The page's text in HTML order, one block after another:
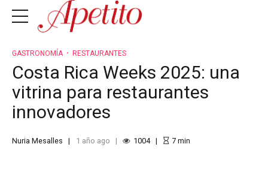
GASTRONOMÍA RESTAURANTES
Costa Rica Weeks 2025: una
vitrina para restaurantes
innovadores
Nuria Mesalles 1 año ago 1004 7min